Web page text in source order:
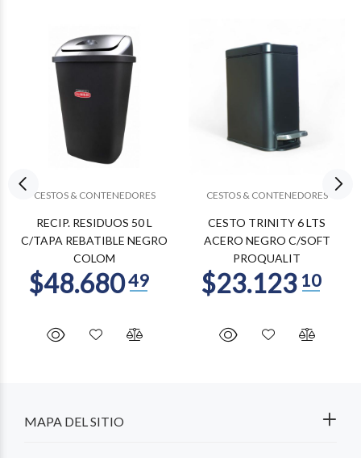
CESTOS & CONTENEDORES
RECIP. RESIDUOS 50 L
C/TAPA REBATIBLE NEGRO
COLOM
CESTOS & CONTENEDORES
CESTO TRINITY 6 LTS
ACERO NEGRO C/SOFT
PROQUALIT
MAPA DEL SITIO